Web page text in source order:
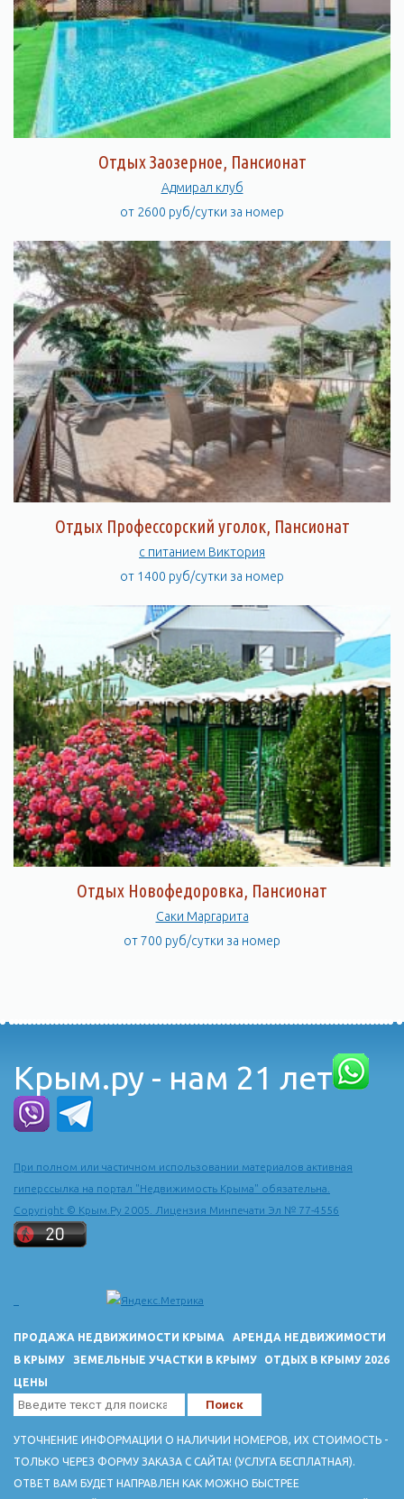
Отдых Заозерное, Пансионат
Адмирал клуб
от 2600 руб/сутки за номер
Отдых Профессорский уголок, Пансионат
с питанием Виктория
от 1400 руб/сутки за номер
Отдых Новофедоровка, Пансионат
Саки Mаргарита
от 700 руб/сутки за номер
Крым.ру - нам 21 лет
При полном или частичном использовании материалов активная
гиперссылка на портал "Недвижимость Крыма" обязательна.
Copyright © Крым.Ру 2005. Лицензия Минпечати Эл № 77-4556
ПРОДАЖА НЕДВИЖИМОСТИ КРЫМА
АРЕНДА НЕДВИЖИМОСТИ
В КРЫМУ
ЗЕМЕЛЬНЫЕ УЧАСТКИ В КРЫМУ
ОТДЫХ В КРЫМУ 2026
ЦЕНЫ
УТОЧНЕНИЕ ИНФОРМАЦИИ О НАЛИЧИИ НОМЕРОВ, ИХ СТОИМОСТЬ -
ТОЛЬКО ЧЕРЕЗ ФОРМУ ЗАКАЗА С САЙТА! (УСЛУГА БЕСПЛАТНАЯ).
ОТВЕТ ВАМ БУДЕТ НАПРАВЛЕН КАК МОЖНО БЫСТРЕЕ